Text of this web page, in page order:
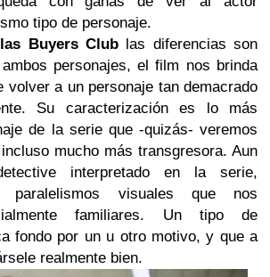
tipo de personaje.
Buyers Clublas diferencias son
personajes, el film nos brinda
volver a un personaje tan demacrado
Su caracterización es lo más
de la serie que -quizás- veremos
mucho más transgresora. Aun
interpretado en la serie,
paralelismos visuales que nos
familiares. Un tipo de
fondo por un u otro motivo, y que a
realmente bien.